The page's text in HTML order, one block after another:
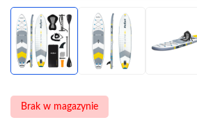
Brak w magazynie